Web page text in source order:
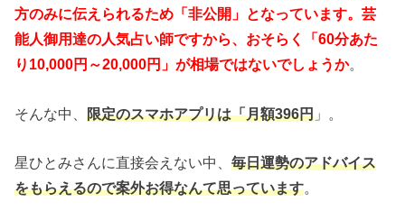
方のみに伝えられるため「非公開」となっています。芸
能人御用達の人気占い師ですから、おそらく「60分あた
り10,000円～20,000円」が相場ではないでしょうか。
そんな中、限定のスマホアプリは「月額396円 」。
星ひとみさんに直接会えない中、毎日運勢のアドバイス
をもらえるので案外お得なんて思っています。